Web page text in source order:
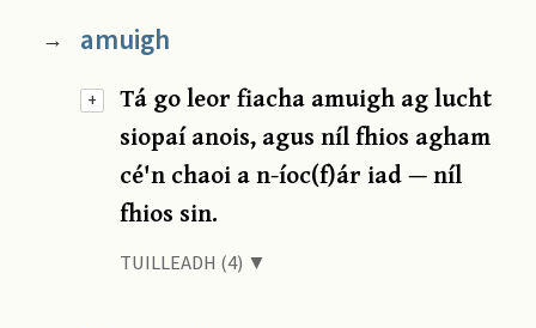
+
→ amuigh
Tá go leor fiacha amuigh ag lucht
siopaí anois, agus níl fhios agham
cé'n chaoi a n-íoc(f)ár iad — níl
fhios sin.
TUILLEADH (4) ▼